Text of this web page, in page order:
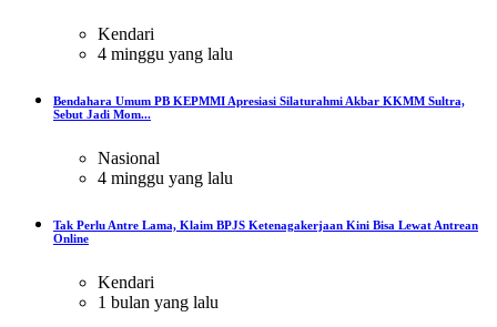
Kendari
4 minggu yang lalu
Bendahara Umum PB KEPMMI Apresiasi Silaturahmi Akbar KKMM Sultra,
Sebut Jadi Mom...
Nasional
4 minggu yang lalu
Tak Perlu Antre Lama, Klaim BPJS Ketenagakerjaan Kini Bisa Lewat Antrean
Online
Kendari
1 bulan yang lalu